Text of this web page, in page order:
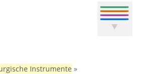
Instrumente »